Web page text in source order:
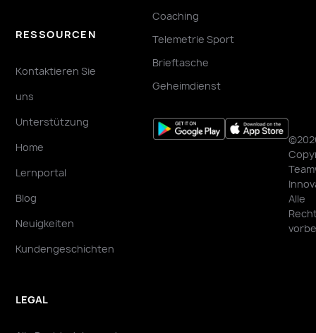
RESSOURCEN
Kontaktieren Sie
uns
Unterstützung
Home
Lernportal
Blog
Neuigkeiten
Kundengeschichten
LEGAL
Coaching
Telemetrie Sport
Brieftasche
Geheimdienst
Alle